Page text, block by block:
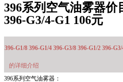
396系列空气油雾器价
396-G3/4-G1 106元
396-G1/8 396-G1/4 396-G3/8 396-G1/2 396-G3/
的详细介绍
396系列空气油雾器：